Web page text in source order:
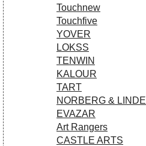
Touchnew
Touchfive
YOVER
LOKSS
TENWIN
KALOUR
TART
NORBERG &
EVAZAR
Art Rangers
CASTLE ARTS